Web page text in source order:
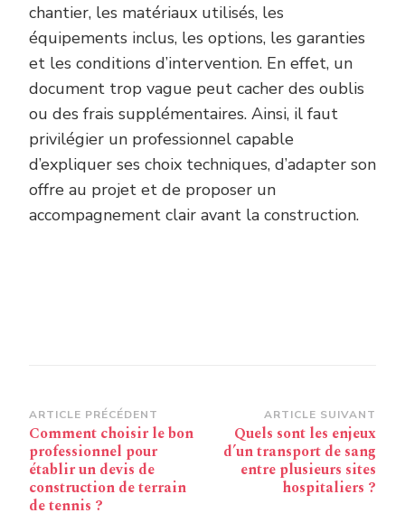
chantier, les matériaux utilisés, les
équipements inclus, les options, les garanties
et les conditions d’intervention. En effet, un
document trop vague peut cacher des oublis
ou des frais supplémentaires. Ainsi, il faut
privilégier un professionnel capable
d’expliquer ses choix techniques, d’adapter son
offre au projet et de proposer un
accompagnement clair avant la construction.
Navigation
d’article
ARTICLE PRÉCÉDENT
Comment choisir le bon
professionnel pour
établir un devis de
construction de terrain
de tennis ?
ARTICLE SUIVANT
Quels sont les enjeux
d’un transport de sang
entre plusieurs sites
hospitaliers ?